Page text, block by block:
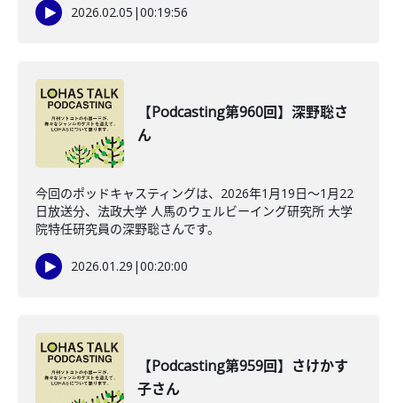
2026.02.05 |00:19:56
【Podcasting第960回】深野聡さ
ん
今回のポッドキャスティングは、2026年1月19日〜1月22
日放送分、法政大学 人馬のウェルビーイング研究所 大学
院特任研究員の深野聡さんです。
2026.01.29 |00:20:00
【Podcasting第959回】さけかす
子さん